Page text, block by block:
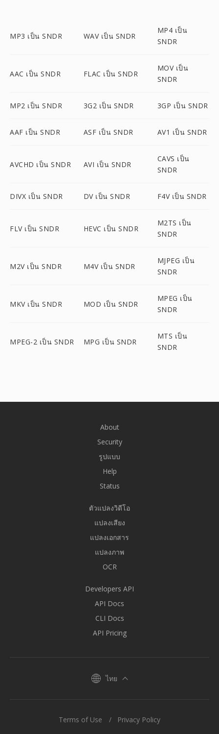
MP3 เป็น SNDR WAV เป็น SNDR
MP4 เป็น
SNDR
AAC เป็น SNDR FLAC เป็น SNDR
MOV เป็น
SNDR
MP2 เป็น SNDR 3G2 เป็น SNDR 3GP เป็น SNDR
AAF เป็น SNDR ASF เป็น SNDR AV1 เป็น SNDR
AVCHD เป็น SNDR AVI เป็น SNDR
CAVS เป็น
SNDR
DIVX เป็น SNDR DV เป็น SNDR F4V เป็น SNDR
FLV เป็น SNDR HEVC เป็น SNDR
M2TS เป็น
SNDR
M2V เป็น SNDR M4V เป็น SNDR
MJPEG เป็น
SNDR
MKV เป็น SNDR MOD เป็น SNDR
MPEG เป็น
SNDR
MPEG-2 เป็น SNDR MPG เป็น SNDR
MTS เป็น
SNDR
About
Security
รูปแบบ
Help
Status
ตัวแปลงวิดีโอ
แปลงเสียง
แปลงเอกสาร
แปลงภาพ
OCR
Developers API
API Docs
CLI Docs
API Pricing
ไทย
Terms of Use Privacy Policy